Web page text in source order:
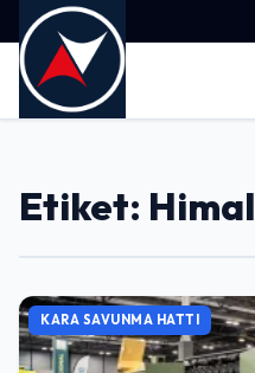
Etiket:
KARA SAVUNMA HATTI